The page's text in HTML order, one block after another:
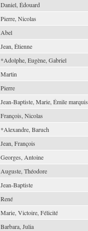
Daniel, Édouard
Pierre, Nicolas
Abel
Jean, Étienne
*Adolphe, Eugène, Gabriel
Martin
Pierre
Jean-Baptiste, Marie, Émile
François, Nicolas
*Alexandre, Baruch
Jean, François
Georges, Antoine
Auguste, Théodore
Jean-Baptiste
René
Marie, Victoire, Félicité
Barbara, Julia